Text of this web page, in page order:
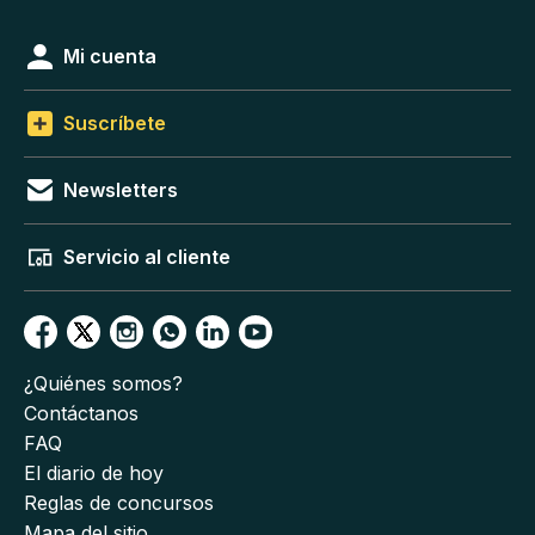
Mi cuenta
Suscríbete
Newsletters
Servicio al cliente
¿Quiénes somos?
Contáctanos
FAQ
El diario de hoy
Reglas de concursos